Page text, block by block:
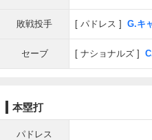
敗戦投手 パドレス G.キ
セーブ ナショナルズ
本塁打
パドレス